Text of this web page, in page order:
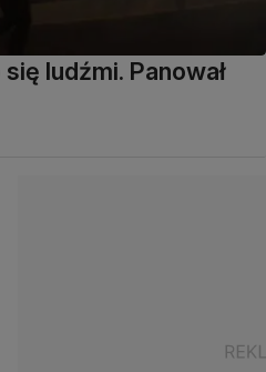
ludźmi. Panował